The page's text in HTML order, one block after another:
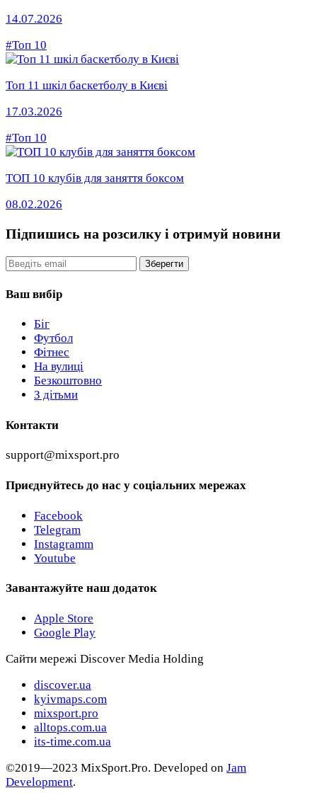
14.07.2026
#Топ 10
Топ 11 шкіл баскетболу в Києві
17.03.2026
#Топ 10
ТОП 10 клубів для заняття боксом
08.02.2026
Підпишись на розсилку і отримуй новини
Email Зберегти
Ваш вибір
Біг
Футбол
Фітнес
На вулиці
Безкоштовно
З дітьми
Контакти
support@mixsport.pro
Приєднуйтесь до нас у соціальних мережах
Facebook
Telegram
Instagramm
Youtube
Завантажуйте наш додаток
Apple Store
Google Play
Сайти мережі Discover Media Holding
discover.ua
kyivmaps.com
mixsport.pro
alltops.com.ua
its-time.com.ua
©2019—2023 MixSport.Pro. Developed on Jam
Development.